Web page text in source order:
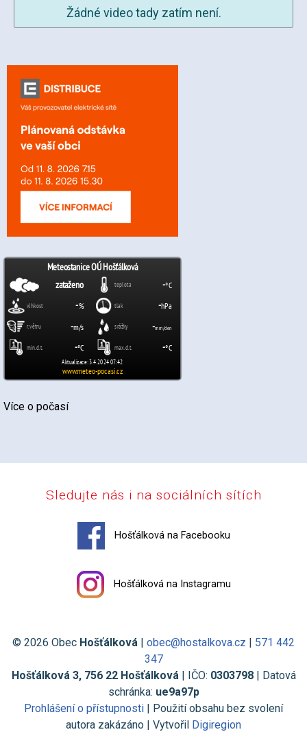
Více o počasí
Žádné video tady zatím není.
Sledujte nás i na sociálních sítích
Hošťálková na Facebooku
Hošťálková na Instagramu
© 2026 Obec Hošťálková | obec@hostalkova.cz | 571 442
347
Hošťálková 3, 756 22 Hošťálková| IČO: 0303798| Datová
schránka: ue9a97p
Prohlášení o přístupnosti | Použití obsahu bez svolení
autora zakázáno | Vytvořil Digiregion